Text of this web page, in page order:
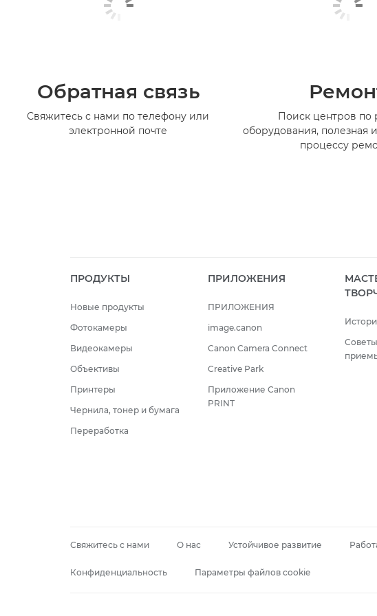
Обратная связь
Свяжитесь с нами по телефону или
электронной почте
Поиск центров по
оборудования, полезная
процессу
ПРОДУКТЫ
Новые продукты
Фотокамеры
Видеокамеры
Объективы
Принтеры
Чернила, тонер и бумага
Переработка
ПРИЛОЖЕНИЯ
ПРИЛОЖЕНИЯ
image.canon
Canon Camera Connect
Creative Park
Приложение Canon
PRINT
Свяжитесь с нами О нас Устойчивое развитие
Конфиденциальность Параметры файлов cookie